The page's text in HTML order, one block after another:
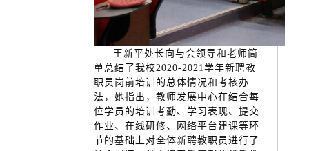
王新平处长向与会领导和老师简
单总结了我校2020-2021学年新聘教
职员岗前培训的总体情况和考核办
法，她指出，教师发展中心在结合每
位学员的培训考勤、学习表现、提交
作业、在线研修、网络平台建课等环
节的基础上对全体新聘教职员进行了